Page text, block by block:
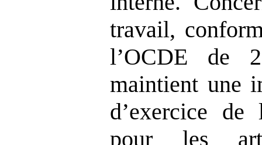
travail,
l’OCDE de
maintient une
d’exercice
pour les